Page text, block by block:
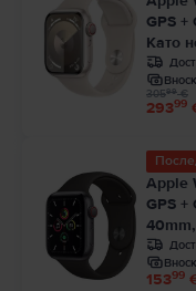
GPS
Като
29399
30599€
Apple
GPS
15399